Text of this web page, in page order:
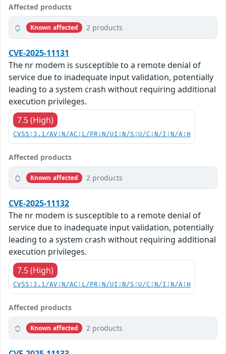
Affected products
Known affected 2 products
CVE-2025-11131
The nr modem is susceptible to a remote denial of
service due to inadequate input validation, potentially
leading to a system crash without requiring additional
execution privileges.
7.5 (High)
CVSS:3.1/AV:N/AC:L/PR:N/UI:N/S:U/C:N/I:N/A:H
Affected products
Known affected 2 products
CVE-2025-11132
The nr modem is susceptible to a remote denial of
service due to inadequate input validation, potentially
leading to a system crash without requiring additional
execution privileges.
7.5 (High)
CVSS:3.1/AV:N/AC:L/PR:N/UI:N/S:U/C:N/I:N/A:H
Affected products
Known affected 2 products